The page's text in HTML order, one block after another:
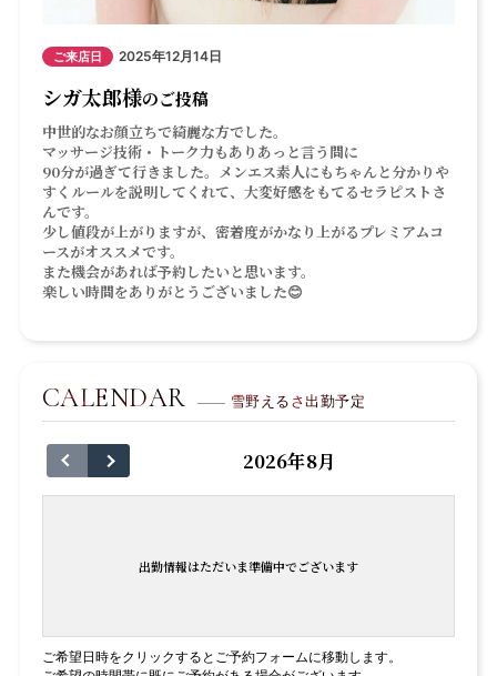
ご来店日 2025年12月14日
シガ太郎様のご投稿
中世的なお顔立ちで綺麗な方でした。
マッサージ技術・トーク力もありあっと言う間に
90分が過ぎて行きました。メンエス素人にもちゃんと分かりや
すくルールを説明してくれて、大変好感をもてるセラピストさ
んです。
少し値段が上がりますが、密着度がかなり上がるプレミアムコ
ースがオススメです。
また機会があれば予約したいと思います。
楽しい時間をありがとうございました😊
CALENDAR 雪野えるさ出勤予定
2026年8月
出勤情報はただいま準備中でございます
ご希望日時をクリックするとご予約フォームに移動します。